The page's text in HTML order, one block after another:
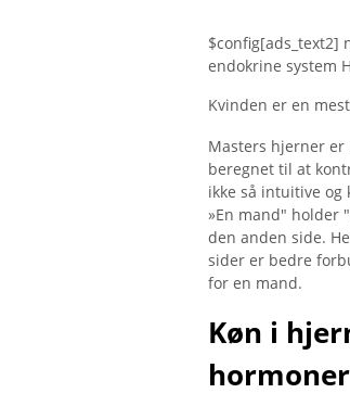
endokrine system
Kvinden er en
Masters hjerner er
beregnet til at
ikke så intuitive og
»En mand" holder
den anden side.
sider er bedre
for en mand.
Køn i
hormoner